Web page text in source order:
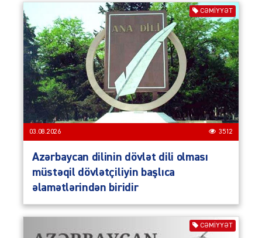
CƏMIYYƏT
03.08.2026 3512
Azərbaycan dilinin dövlət dili olması
müstəqil dövlətçiliyin başlıca
əlamətlərindən biridir
CƏMIYYƏT